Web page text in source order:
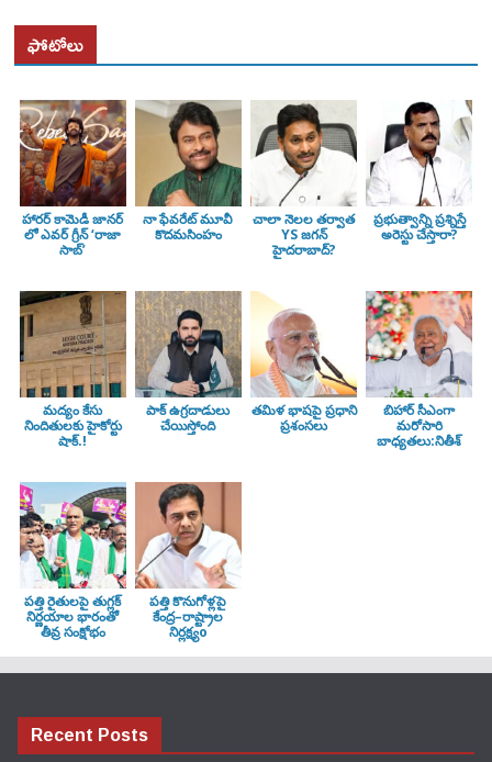
ఫోటోలు
హారర్ కామెడీ జానర్
లో ఎవర్ గ్రీన్ ‘రాజా
సాబ్’
నా ఫేవరేట్ మూవీ
కొదమసింహం
చాలా నెలల తర్వాత
YS జగన్
హైదరాబాద్?
ప్రభుత్వాన్ని ప్రశ్నిస్తే
అరెస్టు చేస్తారా?
మద్యం కేసు
నిందితులకు హైకోర్టు
షాక్.!
పాక్ ఉగ్రదాడులు
చేయిస్తోంది
తమిళ భాషపై ప్రధాని
ప్రశంసలు
బిహార్ సీఎంగా
మరోసారి
బాధ్యతలు:నితీశ్
పత్తి రైతులపై తుగ్లక్‌
నిర్ణయాల భారంతో
తీవ్ర సంక్షోభం
పత్తి కొనుగోళ్లపై
కేంద్ర–రాష్ట్రాల
నిర్లక్ష్యo
Recent Posts